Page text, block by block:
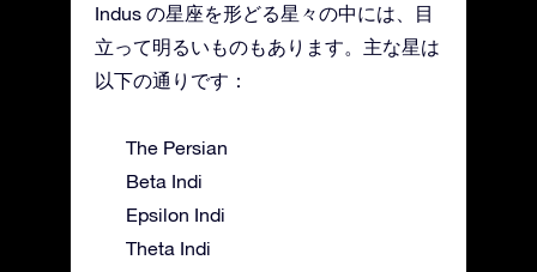
Indus の星座を形どる星々の中には、目
立って明るいものもあります。主な星は
以下の通りです：
The Persian
Beta Indi
Epsilon Indi
Theta Indi